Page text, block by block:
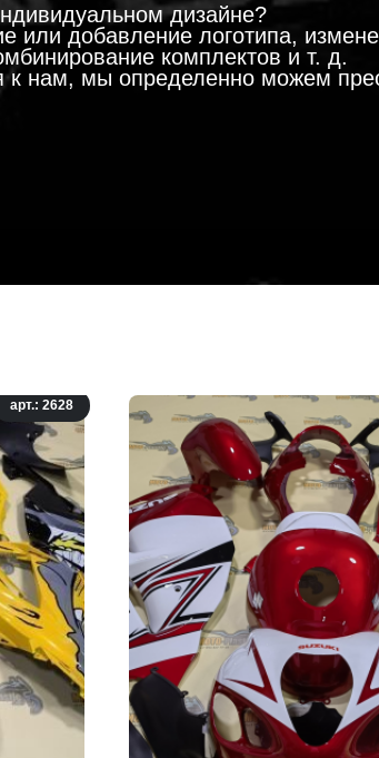
дизайне?
или добавление логотипа,
комплектов и т. д.
к нам, мы определенно можем
арт.: 2628